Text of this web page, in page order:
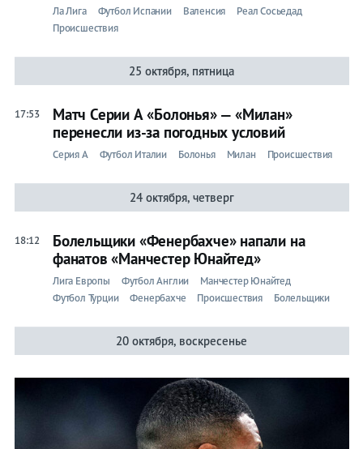
Ла Лига Футбол Испании Валенсия
Реал Сосьедад
Происшествия
25 октября, пятница
17:53
Матч Серии А «Болонья» — «Милан»
перенесли из-за погодных условий
Серия A Футбол Италии Болонья Милан Происшествия
24 октября, четверг
18:12
Болельщики «Фенербахче» напали на
фанатов «Манчестер Юнайтед»
Лига Европы Футбол Англии
Манчестер Юнайтед
Футбол Турции
Фенербахче Происшествия Болельщики
20 октября, воскресенье